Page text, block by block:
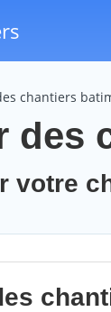
chantiers
des
votre